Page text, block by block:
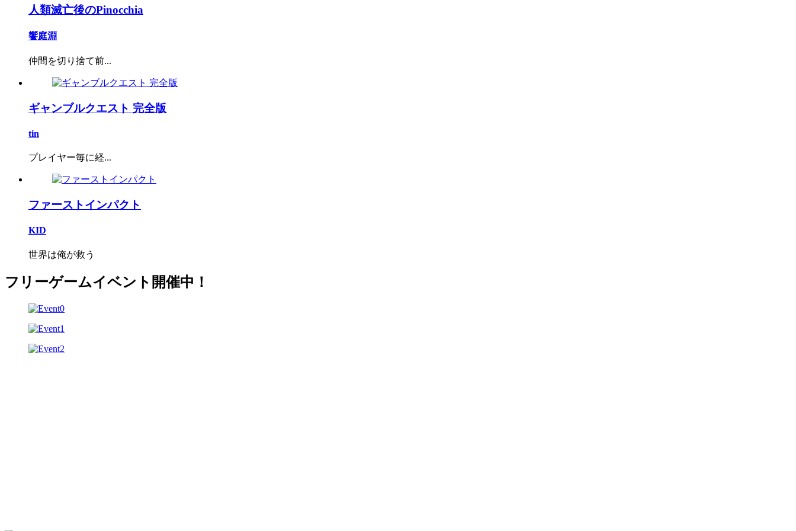
人類滅亡後のPinocchia
饗庭淵
仲間を切り捨て前...
ギャンブルクエスト 完全版
tin
プレイヤー毎に経...
ファーストインパクト
KID
世界は俺が救う
フリーゲームイベント開催中！